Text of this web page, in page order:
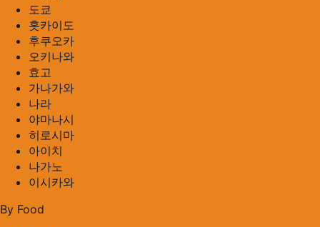
도쿄
홋카이도
후쿠오카
오키나와
효고
가나가와
나라
야마나시
히로시마
아이치
나가노
이시카와
By Food